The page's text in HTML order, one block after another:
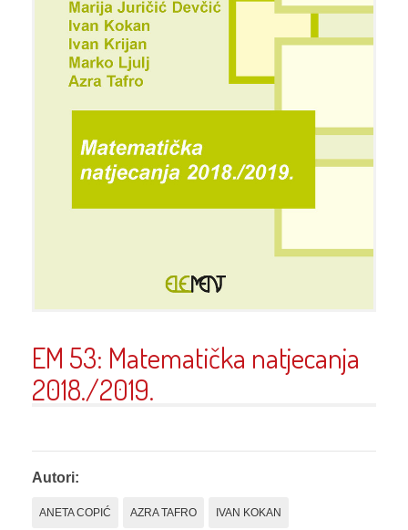
EM 53: Matematička natjecanja
2018./2019.
Autori:
ANETA COPIĆ AZRA TAFRO IVAN KOKAN